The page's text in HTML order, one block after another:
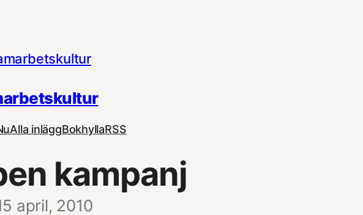
Alla inläggBokhyllaRSS
kampanj
april, 2010